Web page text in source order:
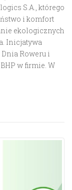
S.A., którego
i komfort
ekologicznych
Inicjatywa
Roweru i
w firmie. W